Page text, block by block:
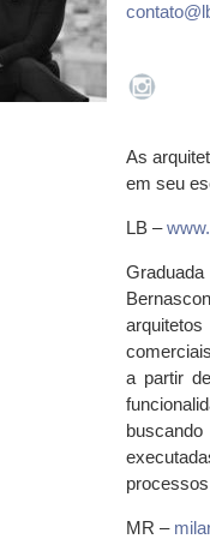
As
em seu
LB –
a partir
MR –